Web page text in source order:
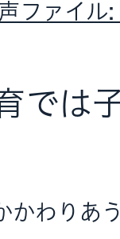
ファイル
では
かわりあ